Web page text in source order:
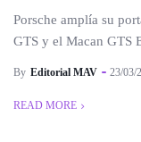
Porsche amplía su
GTS y el Macan GTS
By Editorial MAV 23/03/
READ MORE